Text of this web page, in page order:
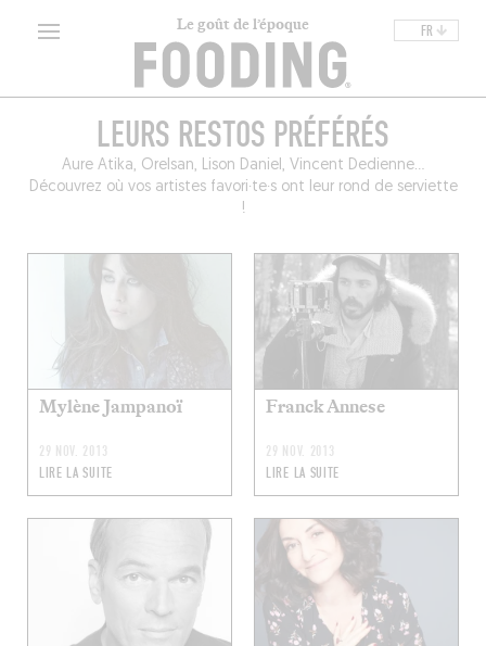
FR
Le goût de l’époque
LEURS RESTOS PRÉFÉRÉS
Aure Atika, Orelsan, Lison Daniel, Vincent Dedienne…
Découvrez où vos artistes favori·te·s ont leur rond de serviette
!
Mylène Jampanoï
29 NOV. 2013
LIRE LA SUITE
Franck Annese
29 NOV. 2013
LIRE LA SUITE